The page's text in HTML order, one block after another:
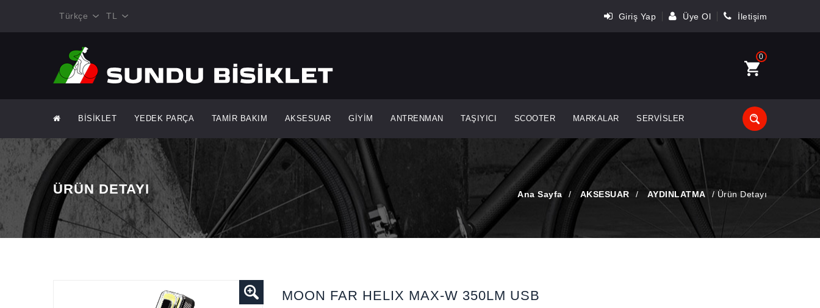
Türkçe TL Giriş Yap Üye Ol İletişim
0
BİSİKLET YEDEK PARÇA TAMİR BAKIM AKSESUAR GİYİM ANTRENMAN TAŞIYICI SCOOTER MARKALAR SERVISLER
ÜRÜN DETAYI Ana Sayfa / AKSESUAR / AYDINLATMA / Ürün Detayı
MOON FAR HELIX MAX-W 350LM USB